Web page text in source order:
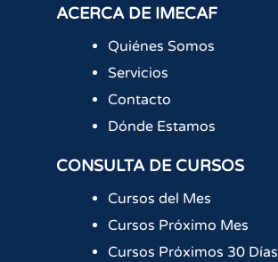
ACERCA DE IMECAF
Quiénes Somos
Servicios
Contacto
Dónde Estamos
CONSULTA DE CURSOS
Cursos del Mes
Cursos Próximo Mes
Cursos Próximos 30 Días